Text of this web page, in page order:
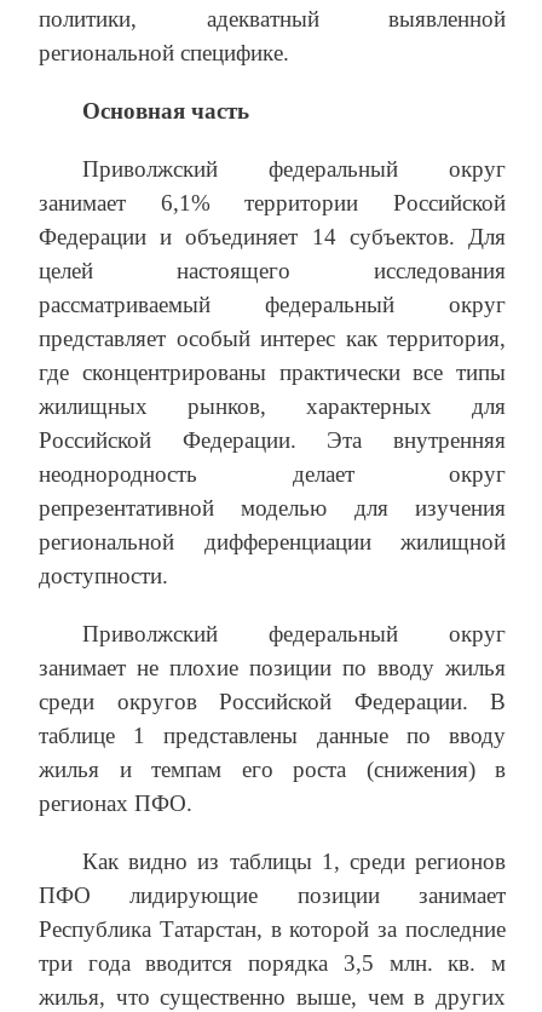
политики, адекватный выявленной
региональной специфике.
Основная часть
Приволжский федеральный округ
занимает 6,1% территории Российской
Федерации и объединяет 14 субъектов. Для
целей настоящего исследования
рассматриваемый федеральный округ
представляет особый интерес как территория,
где сконцентрированы практически все типы
жилищных рынков, характерных для
Российской Федерации. Эта внутренняя
неоднородность делает округ
репрезентативной моделью для изучения
региональной дифференциации жилищной
доступности.
Приволжский федеральный округ
занимает не плохие позиции по вводу жилья
среди округов Российской Федерации. В
таблице 1 представлены данные по вводу
жилья и темпам его роста (снижения) в
регионах ПФО.
Как видно из таблицы 1, среди регионов
ПФО лидирующие позиции занимает
Республика Татарстан, в которой за последние
три года вводится порядка 3,5 млн. кв. м
жилья, что существенно выше, чем в других